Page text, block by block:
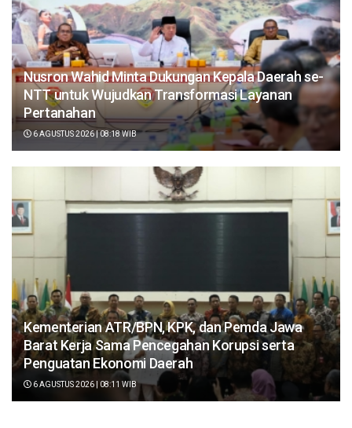
Nusron Wahid Minta Dukungan Kepala Daerah se-
NTT untuk Wujudkan Transformasi Layanan
Pertanahan
6 AGUSTUS 2026 | 08:18 WIB
Kementerian ATR/BPN, KPK, dan Pemda Jawa
Barat Kerja Sama Pencegahan Korupsi serta
Penguatan Ekonomi Daerah
6 AGUSTUS 2026 | 08:11 WIB